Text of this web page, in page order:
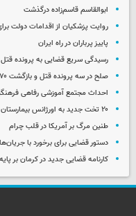
ابوالقاسم قاسم‌زاده درگذشت
روایت پزشکیان از اقدامات
پاییز پرباران در راه ایران
رسیدگی سریع قضایی به پرونده قتل
صلح در سه پرونده قتل و بازگشت ۱۷۰ زندانی به آغوش خانواده
احداث مجتمع آموزشی رفاهی فرهنگیان بافت با
۲۰ تخت جدید به اورژانس بیمارستان پاستور بم اضافه شد
طنین مرگ بر آمریکا در قلب چرام
دستور قضایی برای برخورد با
کارنامه قضایی جدید در کرمان بر